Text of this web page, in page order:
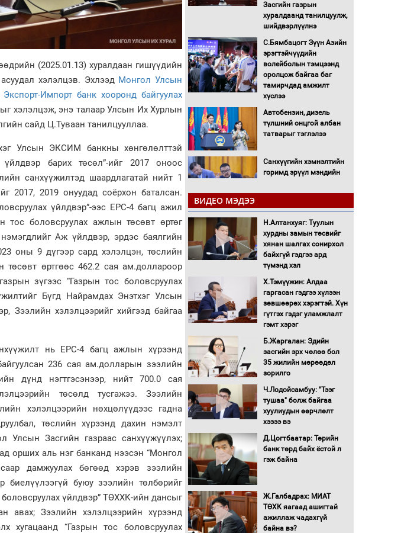
(2025.01.13) хуралдаан гишүүдийн
хэлэлцэв. Эхлээд Монгол Улсын
Импорт банк хооронд байгуулах
хэлэлцэж, энэ талаар Улсын Их Хурлын
сайд Ц.Туваан танилцууллаа.
Улсын ЭКСИМ банкны хөнгөлөлттэй
барих төсөл”-ийг 2017 оноос
санхүүжилтэд шаардлагатай нийт 1
2017, 2019 онуудад соёрхон баталсан.
үйлдвэр”-ээс EPC-4 багц ажил
тос боловсруулах ажлын төсөвт өртөг
Аж үйлдвэр, эрдэс баялгийн
оны 9 дүгээр сард хэлэлцэн, төслийн
төсөвт өртгөөс 462.2 сая ам.доллароор
зүгээс “Газрын тос боловсруулах
Бүгд Найрамдах Энэтхэг Улсын
Зээлийн хэлэлцээрийг хийгээд байгаа
нь EPC-4 багц ажлын хүрээнд
236 сая ам.долларын зээлийн
дүнд нэгтгэсэнээр, нийт 700.0 сая
төсөлд тусгажээ. Зээлийн
хэлэлцээрийн нөхцөлүүдээс гадна
төслийн хүрээнд дахин нэмэлт
Улсын Засгийн газраас санхүүжүүлэх;
орших аль нэг банканд нээсэн “Монгол
дамжуулах бөгөөд хэрэв зээлийн
биелүүлээгүй буюу зээлийн төлбөрийг
үйлдвэр” ТӨХХК-ийн дансыг
авах; Зээлийн хэлэлцээрийн хүрээнд
хугацаанд “Газрын тос боловсруулах
Засгийн газрын
хуралдаанд танилцуулж,
шийдвэрлүүлнэ
С.Бямбацогт Зүүн Азийн
эрэгтэйчүүдийн
волейболын тэмцээнд
оролцож байгаа баг
тамирчдад амжилт
хүслээ
Автобензин, дизель
түлшний онцгой албан
татварыг тэглэлээ
Санхүүгийн хэмнэлтийн
горимд эрүүл мэндийн
Нөөцийн махны
худалдаа, борлуулалтыг
нээлттэй ил тод болгоно
Монгол Улс “COP17”-д
“Тал хээрийн
төлөвлөгөө”-гөө
танилцуулна
16 төрлийн эмийг нэг эх
үүсвэрээс худалдан авах
журмыг баталлаа
Бүх шатанд хэмнэлтийн
горимд шилжиж, найр
наадам, зөвлөгөөн,
гадаад томилолтыг
хориглолоо
Сайд нар төсвөө хэрхэн
Автомашинд улсын
дугаарын тэгш,
ВИДЕО МЭДЭЭ
Н.Алтанхуяг: Туулын
хурдны замын төсвийг
хянан шалгах сонирхол
байхгүй гэдгээ ард
түмэнд хэл
Х.Тэмүүжин: Алдаа
гаргасан гэдгээ хүлээн
зөвшөөрөх хэрэгтэй. Хүн
гүтгэх гэдэг уламжлалт
гэмт хэрэг
Б.Жаргалан: Эдийн
засгийн эрх чөлөө бол
35 жилийн мөрөөдөл
зорилго
Ч.Лодойсамбуу: "Тээг
тушаа" болж байгаа
хуулиудын өөрчлөлт
хэзээ вэ
Д.Цогтбаатар: Төрийн
банк төрд байх ёстой л
гэж байна
Ж.Галбадрах: МИАТ
ТӨХК яагаад ашигтай
ажиллаж чадахгүй
байна вэ?